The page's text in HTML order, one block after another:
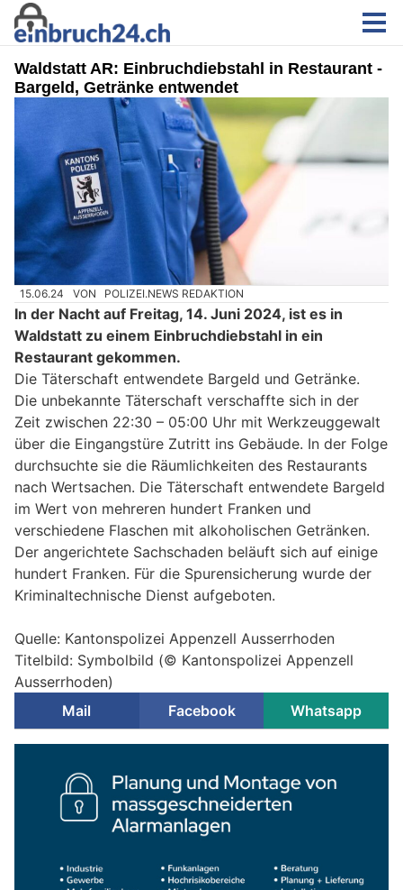
Waldstatt AR: Einbruchdiebstahl in Restaurant -
Bargeld, Getränke entwendet
15.06.24 VON POLIZEI.NEWS REDAKTION
In der Nacht auf Freitag, 14. Juni 2024, ist es in
Waldstatt zu einem Einbruchdiebstahl in ein
Restaurant gekommen.
Die Täterschaft entwendete Bargeld und Getränke.
Die unbekannte Täterschaft verschaffte sich in der
Zeit zwischen 22:30 – 05:00 Uhr mit Werkzeuggewalt
über die Eingangstüre Zutritt ins Gebäude. In der Folge
durchsuchte sie die Räumlichkeiten des Restaurants
nach Wertsachen. Die Täterschaft entwendete Bargeld
im Wert von mehreren hundert Franken und
verschiedene Flaschen mit alkoholischen Getränken.
Der angerichtete Sachschaden beläuft sich auf einige
hundert Franken. Für die Spurensicherung wurde der
Kriminaltechnische Dienst aufgeboten.
Quelle: Kantonspolizei Appenzell Ausserrhoden
Titelbild: Symbolbild (© Kantonspolizei Appenzell
Ausserrhoden)
Mail
Facebook Whatsapp